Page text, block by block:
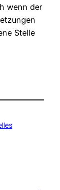
wenn der
Stelle